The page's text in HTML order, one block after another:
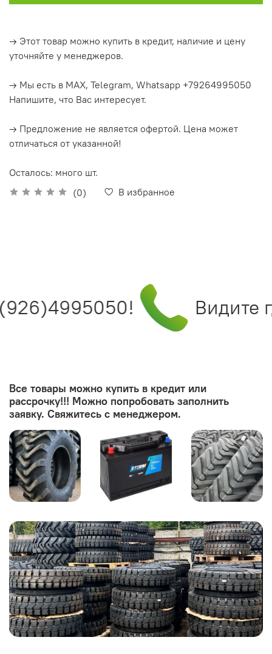
(0) В избранное
→ Этот товар можно купить в кредит, наличие и цену
уточняйте у менеджеров.
→ Мы есть в MAX, Telegram, Whatsapp +79264995050
Напишите, что Вас интересует.
→ Предложение не является офертой. Цена может
отличаться от указанной!
Осталось: много шт.
Видите
Все товары можно купить в кредит или
рассрочку!!! Можно попробовать заполнить
заявку. Свяжитесь с менеджером.